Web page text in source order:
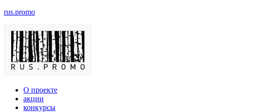
rus.promo
О проекте
акции
конкурсы